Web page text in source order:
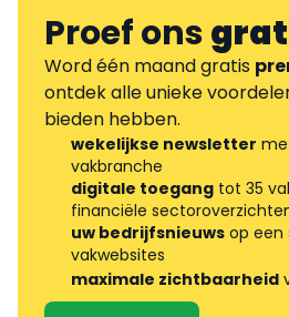
Proef ons
Word één maand gratis
ontdek alle unieke
bieden hebben.
wekelijkse newsletter
vakbranche
digitale toegang tot 35
financiële
uw bedrijfsnieuws op een
vakwebsites
maximale zichtbaarheid